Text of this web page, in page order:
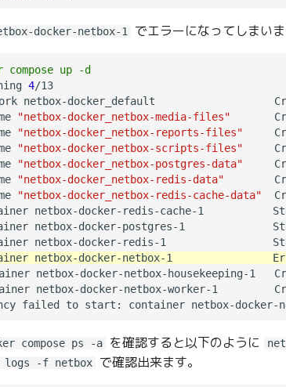
docker-netbox-1 でエラーになってしまいま
compose up -d
4/13
netbox-docker_default
"netbox-docker_netbox-media-files"
"netbox-docker_netbox-reports-files"
"netbox-docker_netbox-scripts-files"
"netbox-docker_netbox-postgres-data"
"netbox-docker_netbox-redis-data"
"netbox-docker_netbox-redis-cache-data"
netbox-docker-redis-cache-1
netbox-docker-postgres-1
netbox-docker-redis-1
netbox-docker-netbox-1
netbox-docker-netbox-
netbox-docker-netbox-worker-1
compose ps -a を確認すると以下のように
logs -f netbox で確認出来ます。